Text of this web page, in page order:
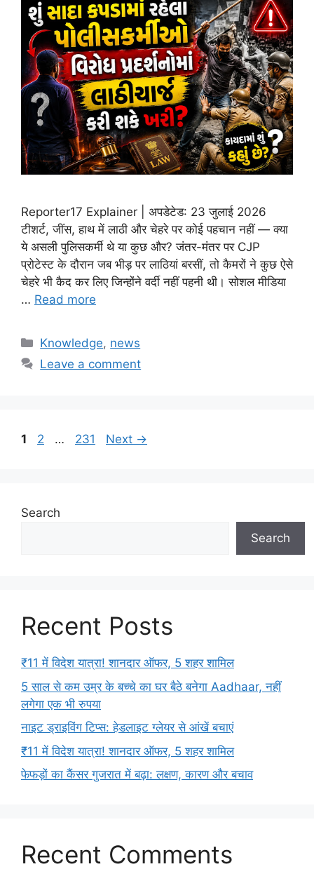
Reporter17 Explainer | अपडेटेड: 23 जुलाई 2026
टीशर्ट, जींस, हाथ में लाठी और चेहरे पर कोई पहचान नहीं — क्या
ये असली पुलिसकर्मी थे या कुछ और? जंतर-मंतर पर CJP
प्रोटेस्ट के दौरान जब भीड़ पर लाठियां बरसीं, तो कैमरों ने कुछ ऐसे
चेहरे भी कैद कर लिए जिन्होंने वर्दी नहीं पहनी थी। सोशल मीडिया
… Read more
Categories
Knowledge, news
Leave a comment
Page
1 Page
2 … Page
231 Next →
Search
Search
Recent Posts
₹11 में विदेश यात्रा! शानदार ऑफर, 5 शहर शामिल
5 साल से कम उम्र के बच्चे का घर बैठे बनेगा Aadhaar, नहीं
लगेगा एक भी रुपया
नाइट ड्राइविंग टिप्स: हेडलाइट ग्लेयर से आंखें बचाएं
₹11 में विदेश यात्रा! शानदार ऑफर, 5 शहर शामिल
फेफड़ों का कैंसर गुजरात में बढ़ा: लक्षण, कारण और बचाव
Recent Comments